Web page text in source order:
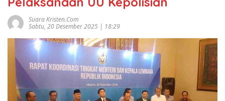
Suara Kristen.com
Sabtu, 20 Desember 2025 | 18:29